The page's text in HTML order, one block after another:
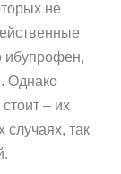
не
ибупрофен,
Однако
– их
случаях, так